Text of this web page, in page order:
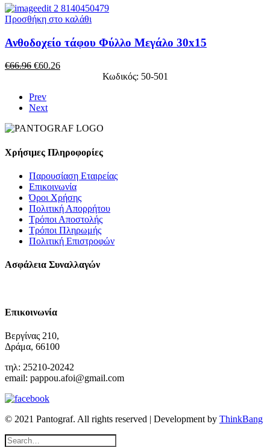
Προσθήκη στο καλάθι
Ανθοδοχείο τάφου Φύλλο Μεγάλο 30x15
€66.96 €60.26
Κωδικός: 50-501
Prev
Next
Χρήσιμες Πληροφορίες
Παρουσίαση Εταιρείας
Επικοινωνία
Όροι Χρήσης
Πολιτική Απορρήτου
Τρόποι Αποστολής
Τρόποι Πληρωμής
Πολιτική Επιστροφών
Ασφάλεια Συναλλαγών
Επικοινωνία
Βεργίνας 210,
Δράμα, 66100
τηλ: 25210-20242
email: pappou.afoi@gmail.com
© 2021 Pantograf. All rights reserved | Development by ThinkBang